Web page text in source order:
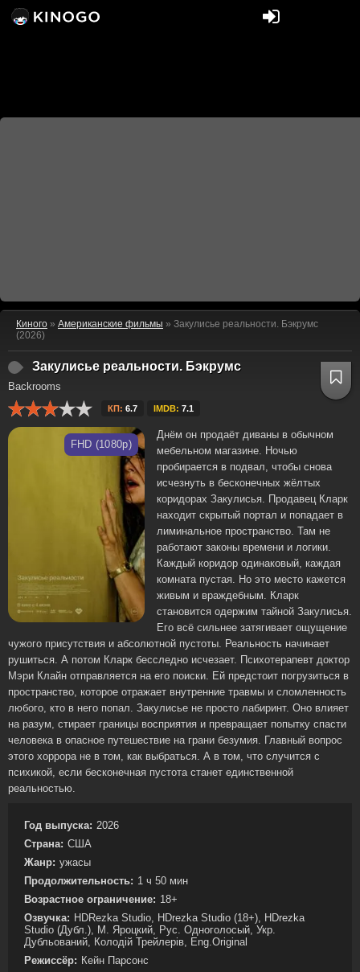
Киного » Американские фильмы » Закулисье реальности. Бэкрумс
(2026)
Закулисье реальности. Бэкрумс
Backrooms
КП: 6.7 IMDB: 7.1
FHD (1080p)
Днём он продаёт диваны в обычном
мебельном магазине. Ночью
пробирается в подвал, чтобы снова
исчезнуть в бесконечных жёлтых
коридорах Закулисья. Продавец Кларк
находит скрытый портал и попадает в
лиминальное пространство. Там не
работают законы времени и логики.
Каждый коридор одинаковый, каждая
комната пустая. Но это место кажется
живым и враждебным. Кларк
становится одержим тайной Закулисья.
Его всё сильнее затягивает ощущение
чужого присутствия и абсолютной пустоты. Реальность начинает
рушиться. А потом Кларк бесследно исчезает. Психотерапевт доктор
Мэри Клайн отправляется на его поиски. Ей предстоит погрузиться в
пространство, которое отражает внутренние травмы и сломленность
любого, кто в него попал. Закулисье не просто лабиринт. Оно влияет
на разум, стирает границы восприятия и превращает попытку спасти
человека в опасное путешествие на грани безумия. Главный вопрос
этого хоррора не в том, как выбраться. А в том, что случится с
психикой, если бесконечная пустота станет единственной
реальностью.
Год выпуска: 2026
Страна: США
Жанр: ужасы
Продолжительность: 1 ч 50 мин
Возрастное ограничение: 18+
Озвучка: HDRezka Studio, HDrezka Studio (18+), HDrezka
Studio (Дубл.), М. Яроцкий, Рус. Одноголосый, Укр.
Дубльований, Колодій Трейлерів, Eng.Original
Режиссёр: Кейн Парсонс